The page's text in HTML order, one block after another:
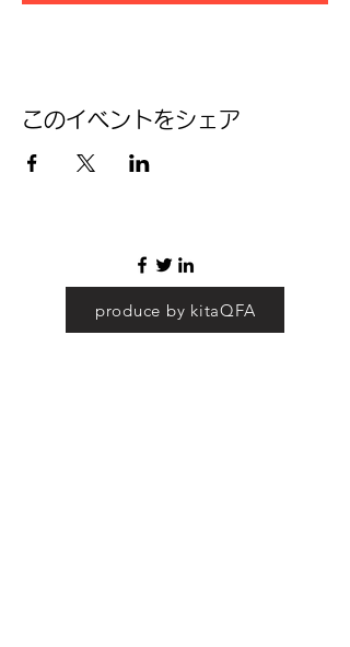
このイベントをシェア
produce by kitaQFA